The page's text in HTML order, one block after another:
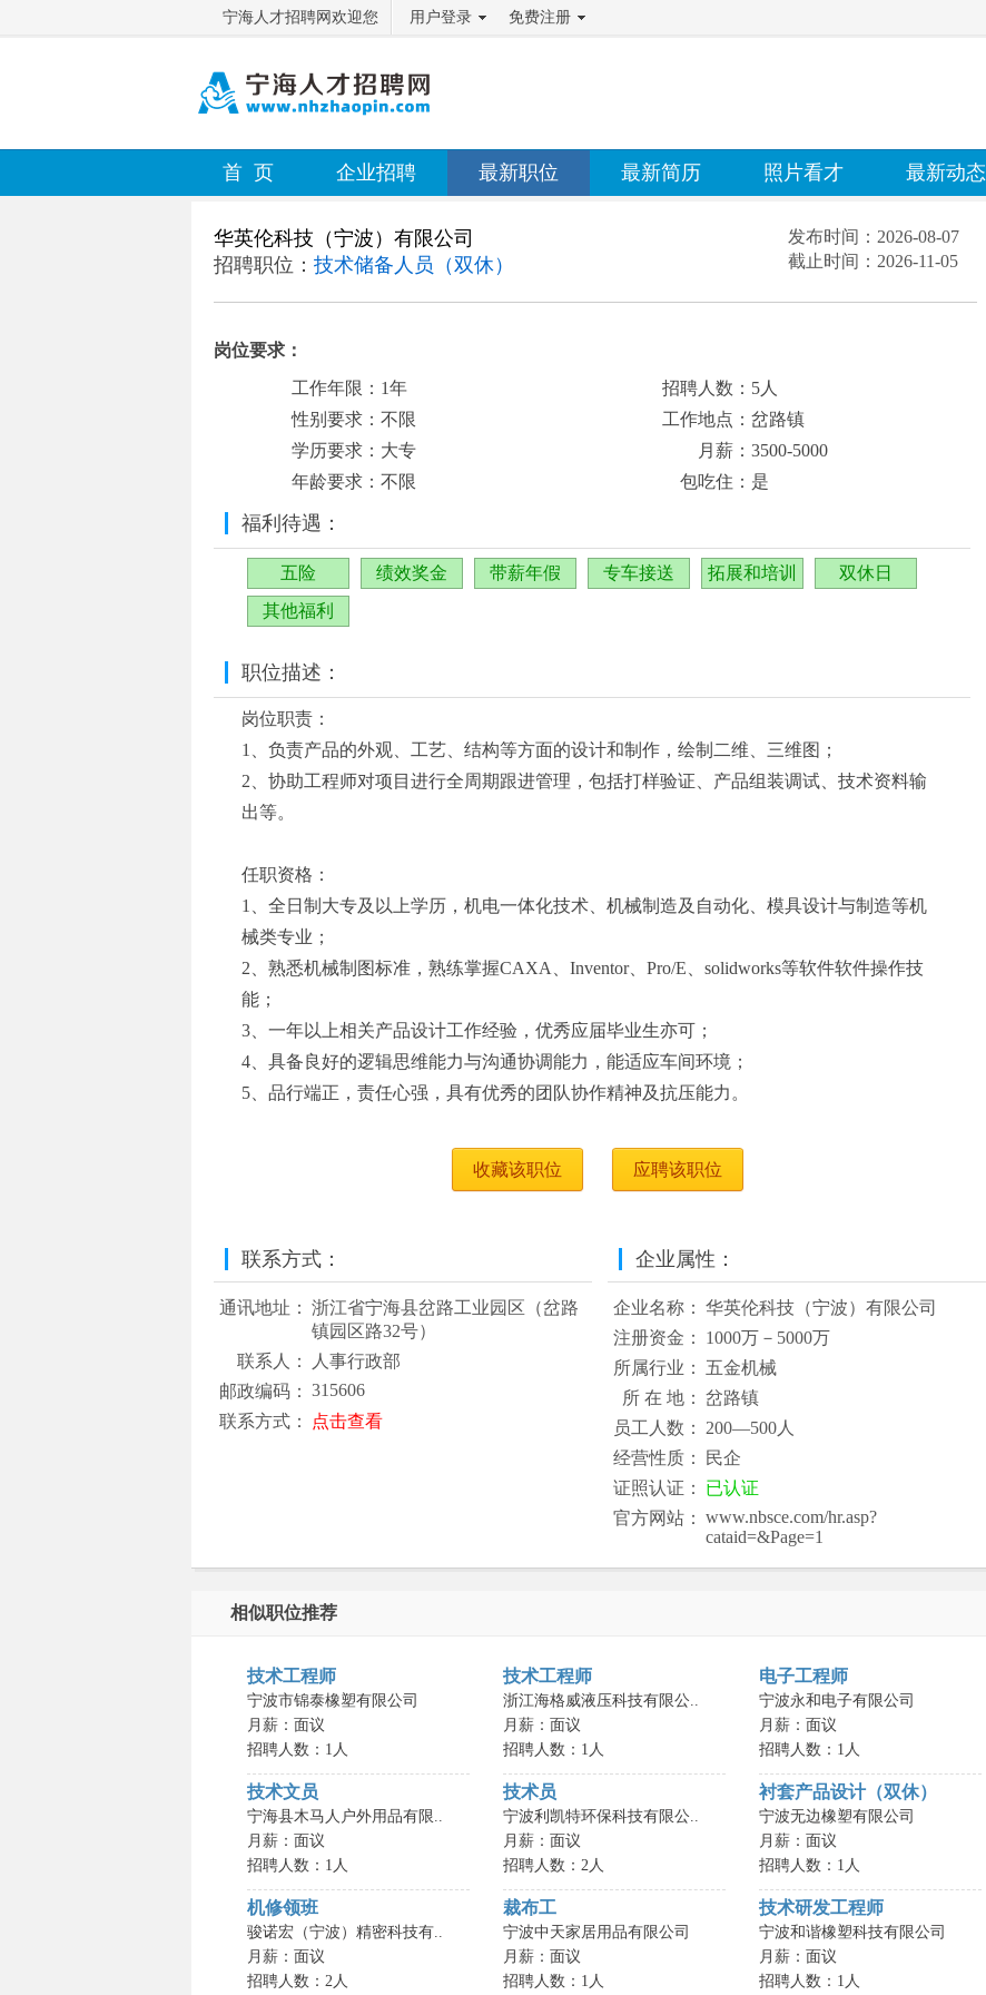
宁海人才招聘网欢迎您 用户登录 免费注册
首 页 企业招聘 最新职位 最新简历 照片看才 最新动态
华英伦科技（宁波）有限公司
招聘职位： 技术储备人员（双休）
发布时间： 2026-08-07
截止时间： 2026-11-05
岗位要求：
工作年限：1年
性别要求：不限
学历要求：大专
年龄要求：不限
招聘人数：5人
工作地点：岔路镇
月薪：3500-5000
包吃住：是
福利待遇：
五险 绩效奖金 带薪年假 专车接送 拓展和培训
双休日
其他福利
职位描述：
岗位职责：
1、负责产品的外观、工艺、结构等方面的设计和制作，绘制二维、三维图；
2、协助工程师对项目进行全周期跟进管理，包括打样验证、产品组装调试、技术资料输
出等。
任职资格：
1、全日制大专及以上学历，机电一体化技术、机械制造及自动化、模具设计与制造等机
械类专业；
2、熟悉机械制图标准，熟练掌握CAXA、Inventor、Pro/E、solidworks等软件软件操作技
能；
3、一年以上相关产品设计工作经验，优秀应届毕业生亦可；
4、具备良好的逻辑思维能力与沟通协调能力，能适应车间环境；
5、品行端正，责任心强，具有优秀的团队协作精神及抗压能力。
收藏该职位 应聘该职位
联系方式：
通讯地址：
浙江省宁海县岔路工业园区（岔路
镇园区路32号）
联系人：
人事行政部
邮政编码：
315606
联系方式：
点击查看
企业属性：
企业名称：
华英伦科技（宁波）有限公司
注册资金：
1000万－5000万
所属行业：
五金机械
所 在 地：
岔路镇
员工人数：
200—500人
经营性质：
民企
证照认证：
已认证
官方网站：
www.nbsce.com/hr.asp?
cataid=&Page=1
相似职位推荐
技术工程师
宁波市锦泰橡塑有限公司
月薪：面议
招聘人数：1人
技术工程师
浙江海格威液压科技有限公..
月薪：面议
招聘人数：1人
电子工程师
宁波永和电子有限公司
月薪：面议
招聘人数：1人
技术文员
宁海县木马人户外用品有限..
月薪：面议
招聘人数：1人
技术员
宁波利凯特环保科技有限公..
月薪：面议
招聘人数：2人
衬套产品设计（双休）
宁波无边橡塑有限公司
月薪：面议
招聘人数：1人
机修领班
骏诺宏（宁波）精密科技有..
月薪：面议
招聘人数：2人
裁布工
宁波中天家居用品有限公司
月薪：面议
招聘人数：1人
技术研发工程师
宁波和谐橡塑科技有限公司
月薪：面议
招聘人数：1人